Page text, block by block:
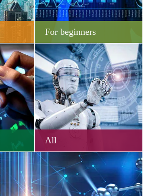
For beginners
All